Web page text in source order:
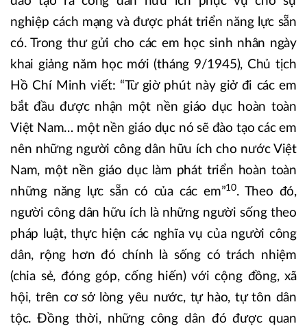
nghiệp cách mạng và được phát triển năng lực sẵn
có. Trong thư gửi cho các em học sinh nhân ngày
khai giảng năm học mới (tháng 9/1945), Chủ tịch
Hồ Chí Minh viết: “Từ giờ phút này giở đi các em
bắt đầu được nhận một nền giáo dục hoàn toàn
Việt Nam… một nền giáo dục nó sẽ đào tạo các em
nên những người công dân hữu ích cho nước Việt
Nam, một nền giáo dục làm phát triển hoàn toàn
những năng lực sẵn có của các em”10. Theo đó,
người công dân hữu ích là những người sống theo
pháp luật, thực hiện các nghĩa vụ của người công
dân, rộng hơn đó chính là sống có trách nhiệm
(chia sẻ, đóng góp, cống hiến) với cộng đồng, xã
hội, trên cơ sở lòng yêu nước, tự hào, tự tôn dân
tộc. Đồng thời, những công dân đó được quan